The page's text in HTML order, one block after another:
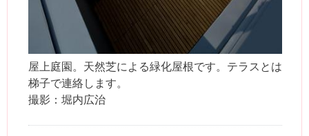
屋上庭園。天然芝による緑化屋根です。テラスとは
梯子で連絡します。
撮影：堀内広治